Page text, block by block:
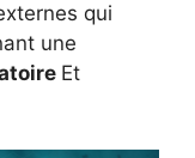
qui
une
Et